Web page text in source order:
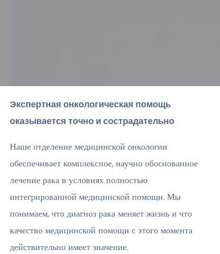
Экспертная онкологическая помощь
оказывается точно и сострадательно
Наше отделение медицинской онкологии
обеспечивает комплексное, научно обоснованное
лечение рака в условиях полностью
интегрированной медицинской помощи. Мы
понимаем, что диагноз рака меняет жизнь и что
качество медицинской помощи с этого момента
действительно имеет значение.